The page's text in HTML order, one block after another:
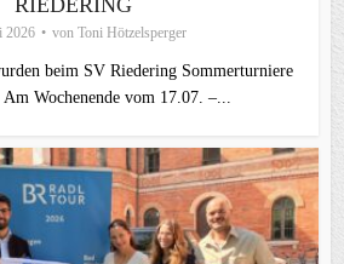
2026 von Toni Hötzelsperger
beim SV Riedering Sommerturniere
Am Wochenende vom 17.07. –...